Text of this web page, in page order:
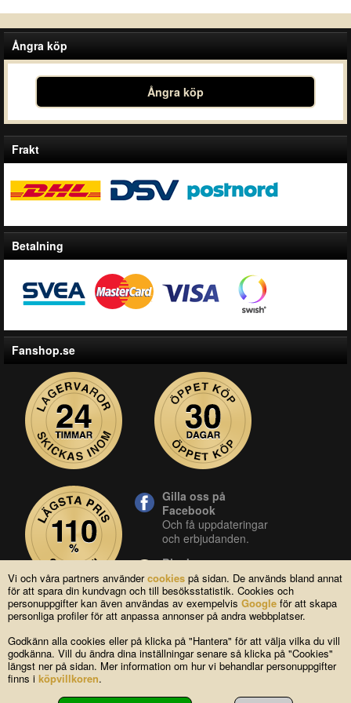
Vi och våra partners användercookies på sidan. De används bland annat
för att spara din kundvagn och till besöksstatistik. Cookies och
personuppgifter kan även användas av exempelvis Google för att skapa
personliga profiler för att anpassa annonser på andra webbplatser.
Godkänn alla cookies eller på klicka på "Hantera" för att välja vilka du vill
godkänna. Vill du ändra dina inställningar senare så klicka på "Cookies"
längst ner på sidan. Mer information om hur vi behandlar personuppgifter
finns i köpvillkoren.
Ångra köp
Ångra köp
Frakt
Betalning
Fanshop.se
Gilla oss på
Facebook
Och få uppdateringar
och erbjudanden.
Blocket
Vår butik på blocket.
YouTube
Se våra produkter live
Copyright © 2004-2026 Lagsidan AB
FAQ|Om oss|Köpvillkor|Cookies |Kontakta oss